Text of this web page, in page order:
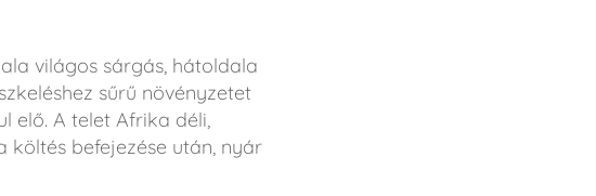
világos sárgás, hátoldala
sűrű növényzetet
elő. A telet Afrika déli,
költés befejezése után, nyár